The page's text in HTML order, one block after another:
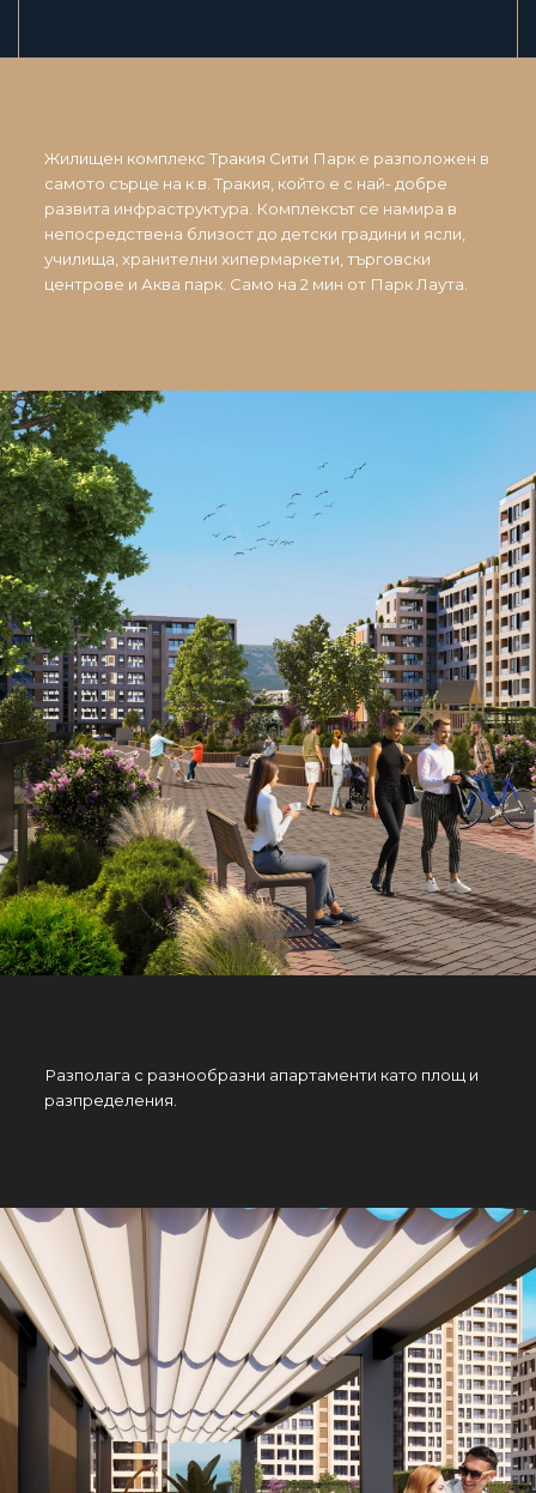
Жилищен комплекс Тракия Сити Парк е разположен в
самото сърце на к.в. Тракия, който е с най- добре
развита инфраструктура. Комплексът се намира в
непосредствена близост до детски градини и ясли,
училища, хранителни хипермаркети, търговски
центрове и Аква парк. Само на 2 мин от Парк Лаута.
Разполага с разнообразни апартаменти като площ и
разпределения.